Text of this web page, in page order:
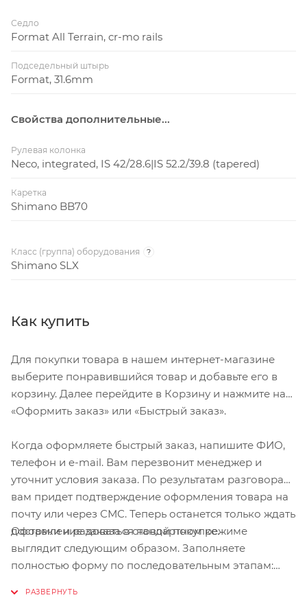
Седло
Format All Terrain, cr-mo rails
Подседельный штырь
Format, 31.6mm
Свойства дополнительные...
Рулевая колонка
Neco, integrated, IS 42/28.6|IS 52.2/39.8 (tapered)
Каретка
Shimano BB70
Класс (группа) оборудования ?
Shimano SLX
Как купить
Для покупки товара в нашем интернет-магазине
выберите понравившийся товар и добавьте его в
корзину. Далее перейдите в Корзину и нажмите на
«Оформить заказ» или «Быстрый заказ».
Когда оформляете быстрый заказ, напишите ФИО,
телефон и e-mail. Вам перезвонит менеджер и
уточнит условия заказа. По результатам разговора
вам придет подтверждение оформления товара на
почту или через СМС. Теперь останется только ждать
доставки и радоваться новой покупке.
Оформление заказа в стандартном режиме
выглядит следующим образом. Заполняете
полностью форму по последовательным этапам: